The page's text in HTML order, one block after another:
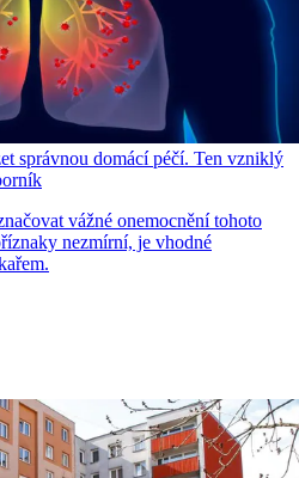
správnou domácí péčí. Ten vzniklý
vážné onemocnění tohoto
nezmírní, je vhodné